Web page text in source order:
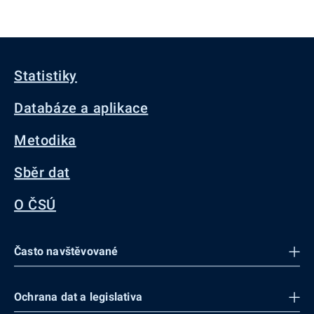
Statistiky
Databáze a aplikace
Metodika
Sběr dat
O ČSÚ
Často navštěvované
Ochrana dat a legislativa